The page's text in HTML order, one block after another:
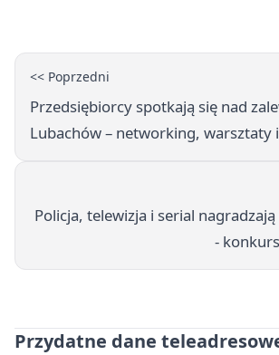
<< Poprzedni
Przedsiębiorcy spotkają się nad
Lubachów – networking, warsztaty
Policja, telewizja i serial
-
Przydatne dane